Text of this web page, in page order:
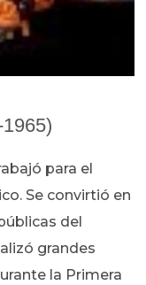
para el
Se convirtió en
del
grandes
la Primera